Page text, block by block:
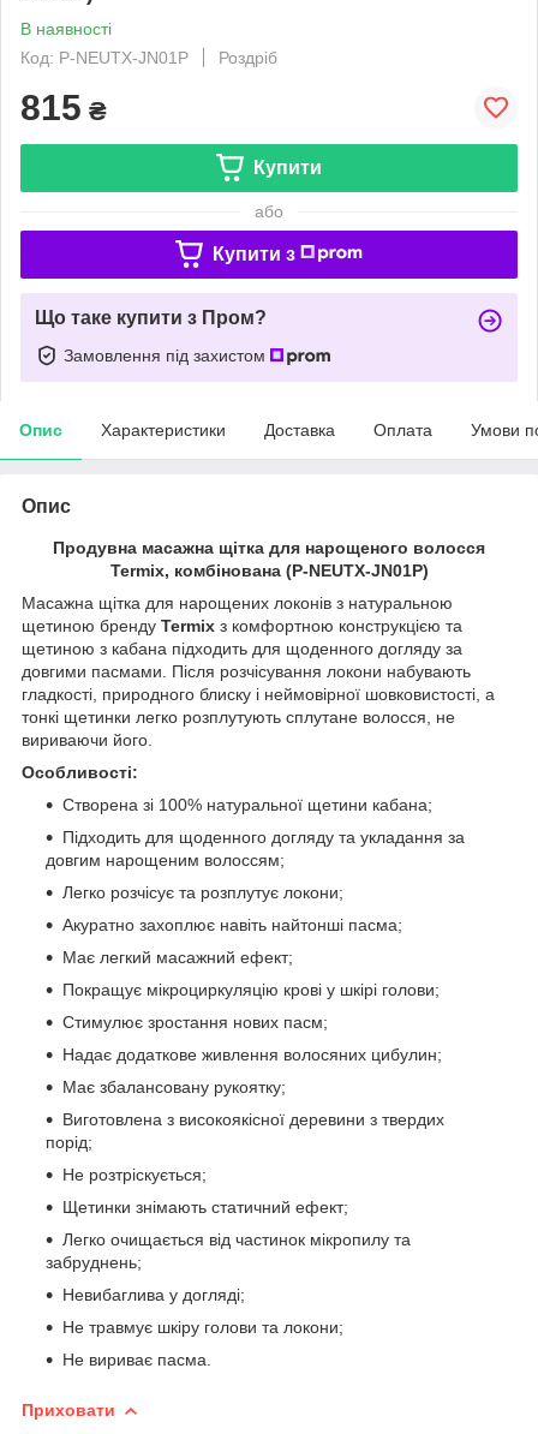
В наявності
Код: P-NEUTX-JN01P
Роздріб
815 ₴
Купити
або
Купити з
Що таке купити з Пром?
Замовлення під захистом
Опис Характеристики Доставка Оплата Умови
Опис
Продувна масажна щітка для нарощеного волосся
Termix, комбінована (P-NEUTX-JN01P)
Масажна щітка для нарощених локонів з натуральною
щетиною бренду Termix з комфортною конструкцією та
щетиною з кабана підходить для щоденного догляду за
довгими пасмами. Після розчісування локони набувають
гладкості, природного блиску і неймовірної шовковистості, а
тонкі щетинки легко розплутують сплутане волосся, не
вириваючи його.
Особливості:
Створена зі 100% натуральної щетини кабана;
Підходить для щоденного догляду та укладання за
довгим нарощеним волоссям;
Легко розчісує та розплутує локони;
Акуратно захоплює навіть найтонші пасма;
Має легкий масажний ефект;
Покращує мікроциркуляцію крові у шкірі голови;
Стимулює зростання нових пасм;
Надає додаткове живлення волосяних цибулин;
Має збалансовану рукоятку;
Виготовлена з високоякісної деревини з твердих
порід;
Не розтріскується;
Щетинки знімають статичний ефект;
Легко очищається від частинок мікропилу та
забруднень;
Невибаглива у догляді;
Не травмує шкіру голови та локони;
Не вириває пасма.
Приховати